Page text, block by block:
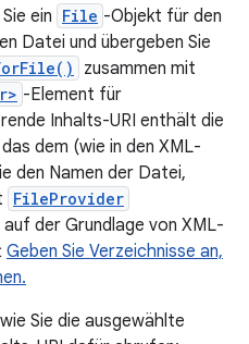
ein File -Objekt für den
Datei und übergeben Sie
zusammen mit
-Element für
Inhalts-URI enthält die
dem (wie in den XML-
den Namen der Datei,
FileProvider
der Grundlage von XML-
Geben Sie Verzeichnisse an,
Sie die ausgewählte